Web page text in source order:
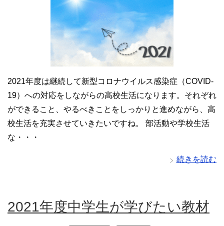
2021年度は継続して新型コロナウイルス感染症（COVID-
19）への対応をしながらの高校生活になります。それぞれ
ができること、やるべきことをしっかりと進めながら、高
校生活を充実させていきたいですね。 部活動や学校生活
な・・・
続きを読む
2021年度中学生が学びたい教材